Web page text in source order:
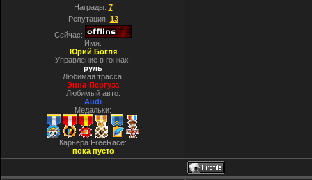
Награды: 7
Репутация: 13
Сейчас:
Имя:
Юрий Богля
Управление в гонках:
руль
Любимая трасса:
Энна-Пергуза
Любимый авто:
Audi
Медальки:
Карьера FreeRace:
пока пусто